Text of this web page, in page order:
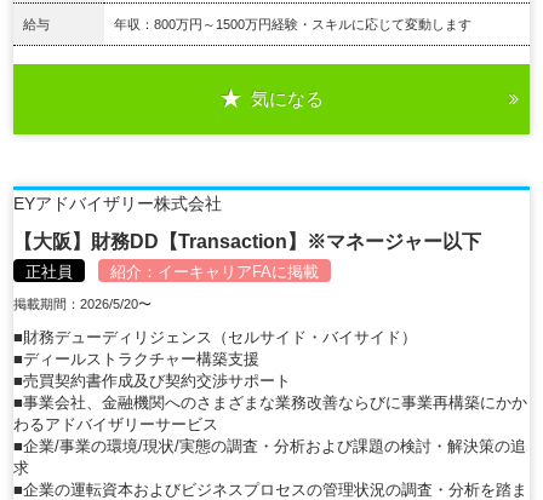
給与 年収：800万円～1500万円経験・スキルに応じて変動します
気になる
EYアドバイザリー株式会社
【大阪】財務DD【Transaction】※マネージャー以下
正社員 紹介： イーキャリアFAに掲載
掲載期間：2026/5/20〜
■財務デューディリジェンス（セルサイド・バイサイド）
■ディールストラクチャー構築支援
■売買契約書作成及び契約交渉サポート
■事業会社、金融機関へのさまざまな業務改善ならびに事業再構築にかか
わるアドバイザリーサービス
■企業/事業の環境/現状/実態の調査・分析および課題の検討・解決策の追
求
■企業の運転資本およびビジネスプロセスの管理状況の調査・分析を踏ま